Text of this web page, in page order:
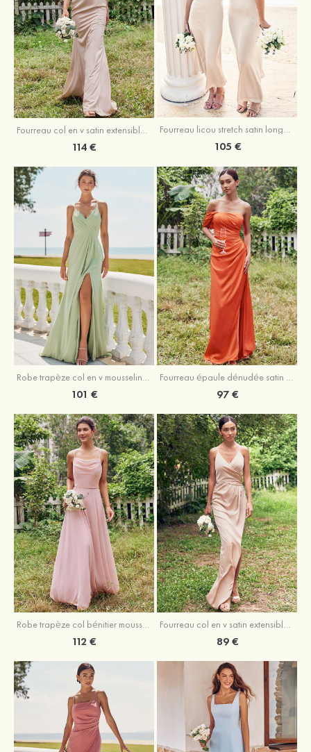
Fourreau col en v satin extensible ras du sol robe de demoiselle d'honneur
114 €
Fourreau licou stretch satin longueur cheville robe de demoiselle d'honneur
105 €
Robe trapèze col en v mousseline ras du sol robe de demoiselle d'honneur
101 €
Fourreau épaule dénudée satin extensible ras du sol robe de demoiselle d'honneur
97 €
Robe trapèze col bénitier mousseline ras du sol robe de demoiselle d'honneur
112 €
Fourreau col en v satin extensible asymétrique robe de demoiselle d'honneur
89 €